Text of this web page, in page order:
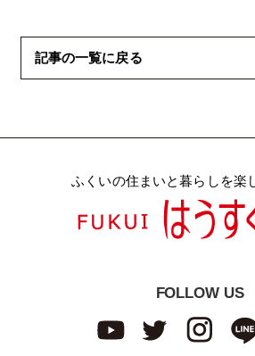
記事の一覧に戻る
ふくいの住まいと暮らしを楽
FOLLOW US